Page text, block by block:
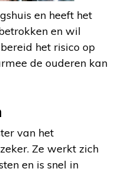
en heeft het
en wil
het risico op
de ouderen kan
van het
Ze werkt zich
en is snel in